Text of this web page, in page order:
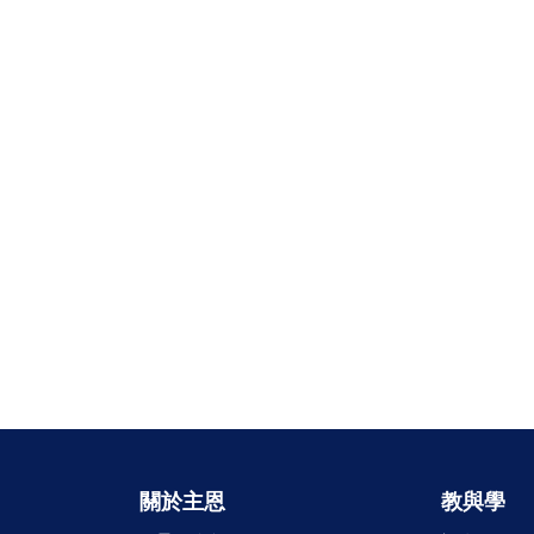
關於主恩 教與學